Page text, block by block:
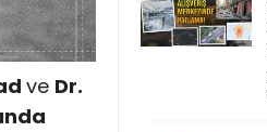
ve Dr.